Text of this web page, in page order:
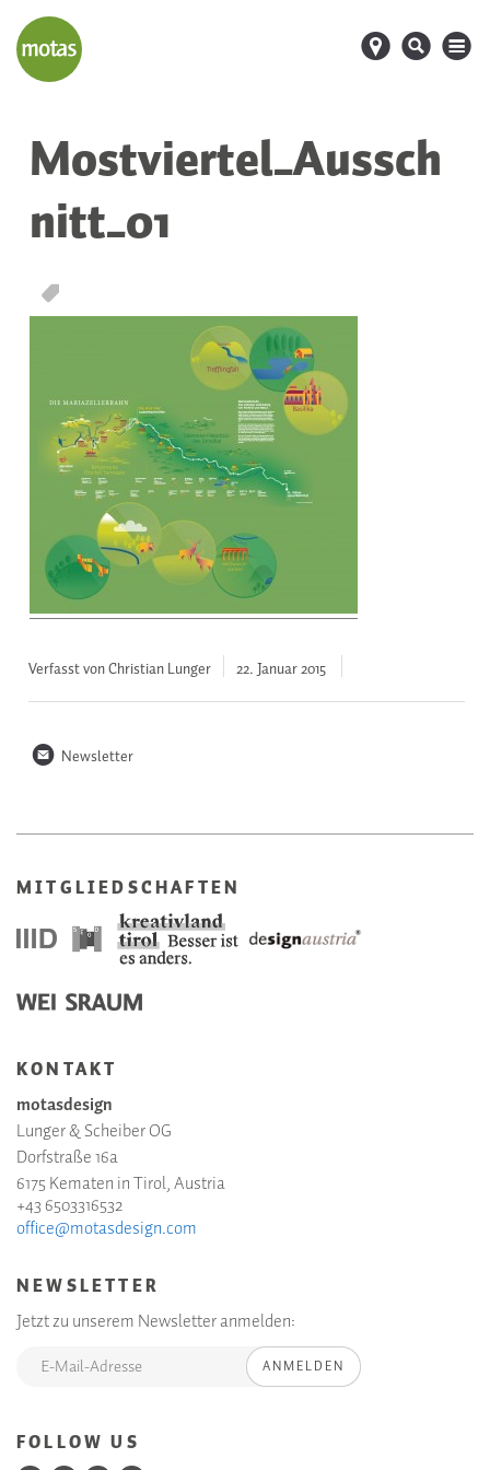
d s M
Mostviertel_Aussch
nitt_01
T
Verfasst von Christian Lunger 22. Januar2015
n Newsletter
MITGLIEDSCHAFTEN
KONTAKT
motasdesign
Lunger & Scheiber OG
Dorfstraße 16a
6175 Kematen in Tirol, Austria
+43 6503316532
office@motasdesign.com
NEWSLETTER
Jetzt zu unserem Newsletter anmelden:
ANMELDEN
FOLLOW US